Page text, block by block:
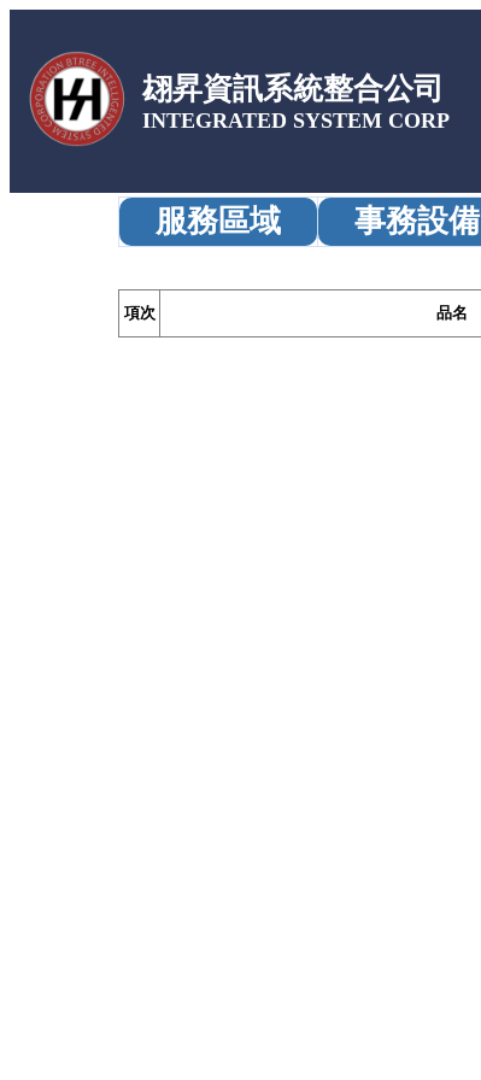
翃昇資訊系統整合公司
INTEGRATED SYSTEM CORP
服務區域 事務設備
項次 品名